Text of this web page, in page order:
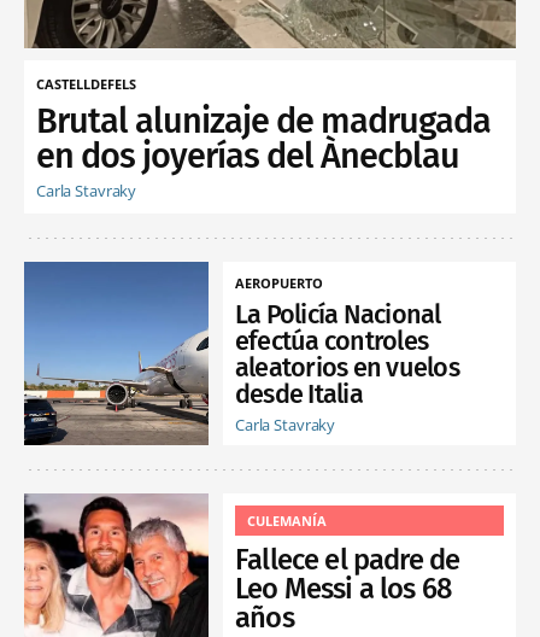
CASTELLDEFELS
Brutal alunizaje de madrugada
en dos joyerías del Ànecblau
Carla Stavraky
AEROPUERTO
La Policía Nacional
efectúa controles
aleatorios en vuelos
desde Italia
Carla Stavraky
CULEMANÍA
Fallece el padre de
Leo Messi a los 68
años